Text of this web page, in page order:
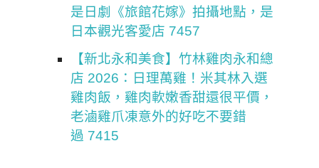
是日劇《旅館花嫁》拍攝地點，是
日本觀光客愛店 7457
【新北永和美食】竹林雞肉永和總
店 2026：日理萬雞！米其林入選
雞肉飯，雞肉軟嫩香甜還很平價，
老滷雞爪凍意外的好吃不要錯
過 7415